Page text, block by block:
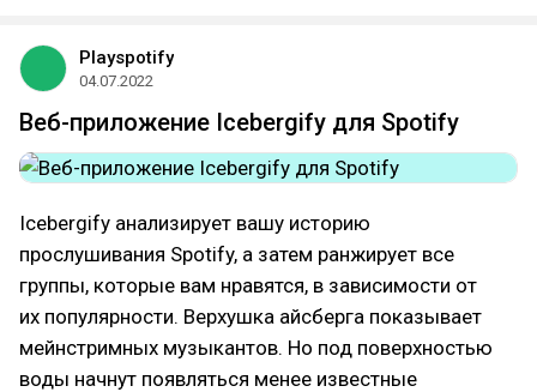
Playspotify
04.07.2022
Веб-приложение Icebergify для Spotify
Icebergify анализирует вашу историю
прослушивания Spotify, а затем ранжирует все
группы, которые вам нравятся, в зависимости от
их популярности. Верхушка айсберга показывает
мейнстримных музыкантов. Но под поверхностью
воды начнут появляться менее известные